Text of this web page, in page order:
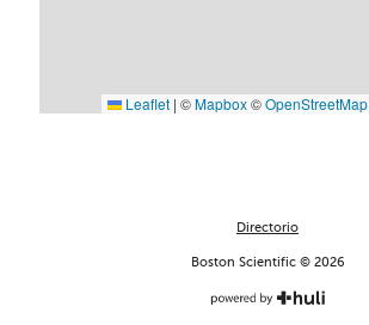
Leaflet | ©Mapbox©OpenStreetMap
Directorio
Boston Scientific © 2026